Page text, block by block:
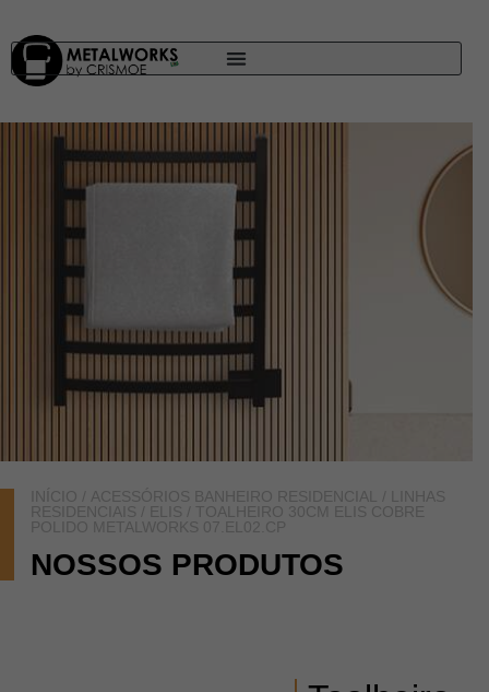
INÍCIO / ACESSÓRIOS BANHEIRO RESIDENCIAL /
LINHAS
RESIDENCIAIS / ELIS / TOALHEIRO 30CM ELIS COBRE
POLIDO METALWORKS 07.EL02.CP
NOSSOS PRODUTOS